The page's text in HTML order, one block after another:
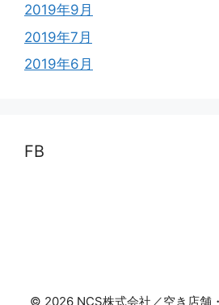
2019年9月
2019年7月
2019年6月
FB
© 2026 NCS株式会社／空き店舗